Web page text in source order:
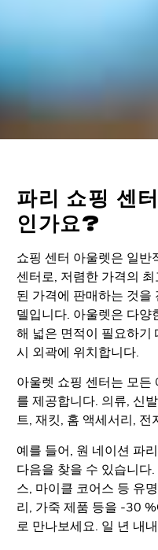
파리 쇼핑 센
인가요?
쇼핑 센터 아울렛은 일반
센터로, 저렴한 가격의
된 가격에 판매하는 것을
델입니다. 아울렛은 다양
해 넓은 면적이 필요하기
시 외곽에 위치합니다.
아울렛 쇼핑 센터는 모든
를 제공합니다. 의류, 신
트, 재킷, 홈 액세서리,
예를 들어, 원 네이션 파
다음을 찾을 수 있습니다.
스, 마이클 코어스 등 유
리, 가죽 제품 등을 -30
로 만나보세요. 일 년 내내.